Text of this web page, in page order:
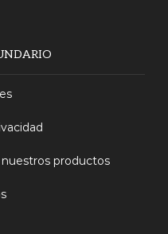
nuestros productos